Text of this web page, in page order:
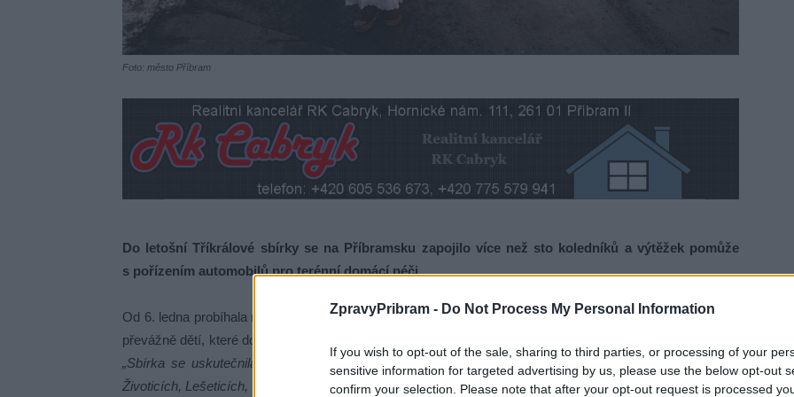
ZpravyPribram - Do Not Process My Personal Information
If you wish to opt-out of the sale, sharing to third parties, or processing of your
sensitive information for targeted advertising by us, please use the below opt-out
confirm your selection. Please note that after your opt-out request is processed
Foto: město Příbram
Do letošní Tříkrálové sbírky se na Příbramsku zapojilo více než sto koledníků a výtěžek pomůže
s pořízením automobilů pro terénní domácí péči.
Od 6. ledna probíhala na Příbramsku tradiční Tříkrálová sbírka, do níž se zapojilo více než 100 koledníků,
převážně dětí, které doplnili dospělí dobrovolníci. Koledovalo se ve více než 25 lokalitách napříč regionem.
„Sbírka se uskutečnila ve více než 25 lokalitách mimo jiné v Příbrami, Milíně, Pecičkách, Vrančicích,
Životicích, Lešeticích, Smolotelích, Buku, Lazci, Pičíně nebo Hluboši,“ uvedl pro městský zpravodaj ředitel